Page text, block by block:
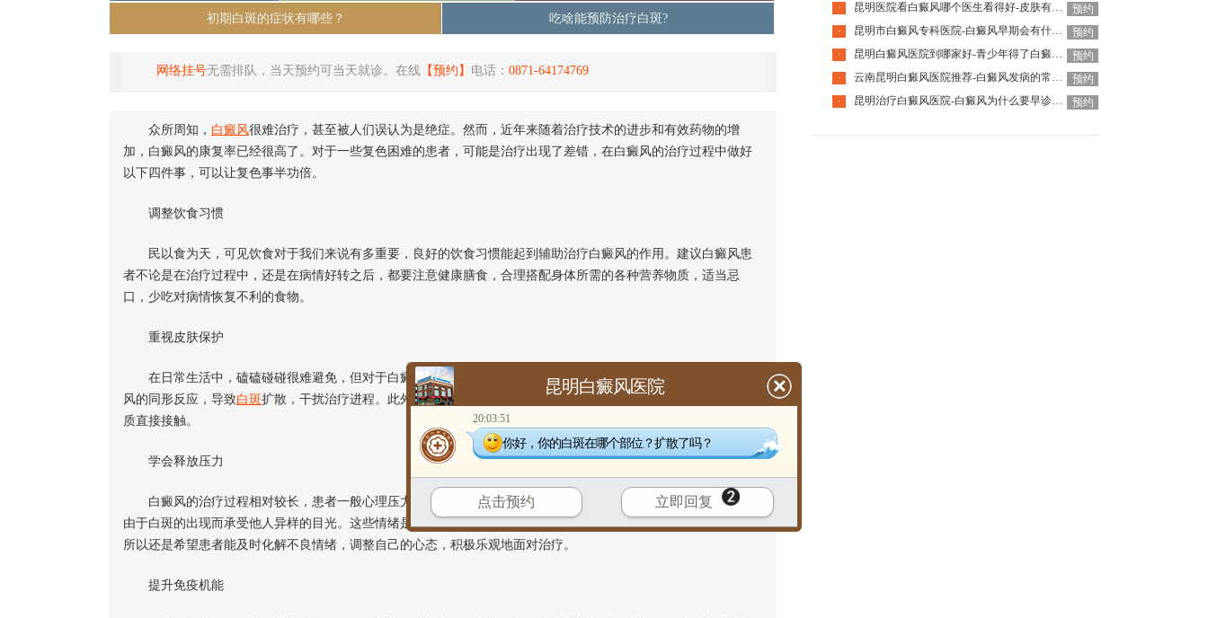
初期白斑的症状有哪些？ 吃啥能预防治疗白斑?
网络挂号无需排队，当天预约可当天就诊。在线 【预约】 电话： 0871-64174769
众所周知， 白癜风很难治疗，甚至被人们误认为是绝症。然而，近年来随着治疗技术的进步和有效药物的增
加，白癜风的康复率已经很高了。对于一些复色困难的患者，可能是治疗出现了差错，在白癜风的治疗过程中做好
以下四件事，可以让复色事半功倍。
调整饮食习惯
民以食为天，可见饮食对于我们来说有多重要，良好的饮食习惯能起到辅助治疗白癜风的作用。建议白癜风患
者不论是在治疗过程中，还是在病情好转之后，都要注意健康膳食，合理搭配身体所需的各种营养物质，适当忌
口，少吃对病情恢复不利的食物。
重视皮肤保护
在日常生活中，磕磕碰碰很难避免，但对于白癜风患者来说，要尽量避免皮肤损伤，因为创伤很容易引起白癜
风的同形反应，导致白斑扩散，干扰治疗进程。此外，白癜风患者还应注意皮肤防晒，避免皮肤与强刺激性化学物
质直接接触。
学会释放压力
白癜风的治疗过程相对较长，患者一般心理压力较大，一方面会担心白斑何时可以好转，另一方面，也可能是
由于白斑的出现而承受他人异样的目光。这些情绪是可以理解的，但是糟糕的心理状况会对恢复产生很大的影响。
所以还是希望患者能及时化解不良情绪，调整自己的心态，积极乐观地面对治疗。
提升免疫机能
·
昆明医院看白癜风哪个医生看得好-皮肤有白癜风后该怎么护理
预约
·
昆明市白癜风专科医院-白癜风早期会有什么症状
预约
·
昆明白癜风医院到哪家好-青少年得了白癜风该怎么科学治疗呢
预约
·
云南昆明白癜风医院推荐-白癜风发病的常见诱因是什么
预约
·
昆明治疗白癜风医院-白癜风为什么要早诊早治 预约
昆明白癜风医院
20:03:51
你好，你的白斑在哪个部位？扩散了吗？
点击预约 立即回复